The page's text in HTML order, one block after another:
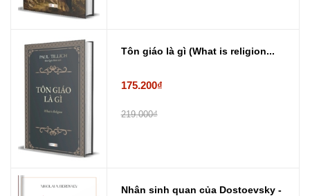
Tôn giáo là gì (What is religion...
175.200₫
219.000₫
Nhân sinh quan của Dostoevsky -